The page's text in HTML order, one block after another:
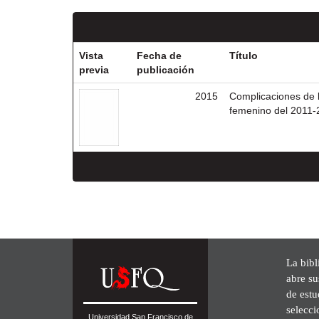
Vista
previa
Fecha de
publicación
Título
2015
Complicaciones de
femenino del
Universidad San Francisco de
La
abre
de